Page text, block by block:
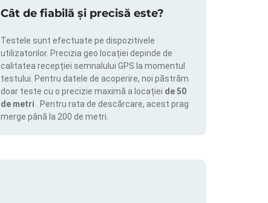
Cât de fiabilă și precisă este?
Testele sunt efectuate pe dispozitivele
utilizatorilor. Precizia geo locației depinde de
calitatea recepției semnalului GPS la momentul
testului. Pentru datele de acoperire, noi păstrăm
doar teste cu o precizie maximă a locației de 50
de metri
. Pentru rata de descărcare, acest prag
merge până la 200 de metri.